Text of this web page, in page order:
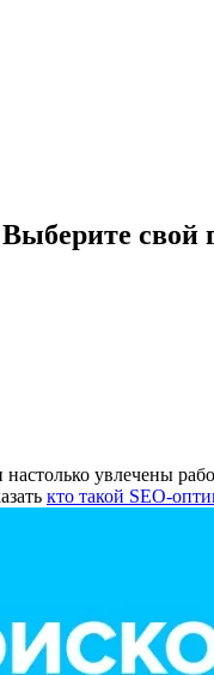
Выберите свой
увлечены
кто такой SEO-